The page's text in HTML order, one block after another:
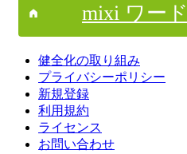
mixi ワー
健全化の取り組み
プライバシーポリシー
新規登録
利用規約
ライセンス
お問い合わせ